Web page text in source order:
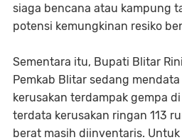
siaga bencana atau kampung
potensi kemungkinan resiko
Sementara itu, Bupati Blitar
Pemkab Blitar sedang
kerusakan terdampak gempa
terdata kerusakan ringan 113
berat masih diinventaris.